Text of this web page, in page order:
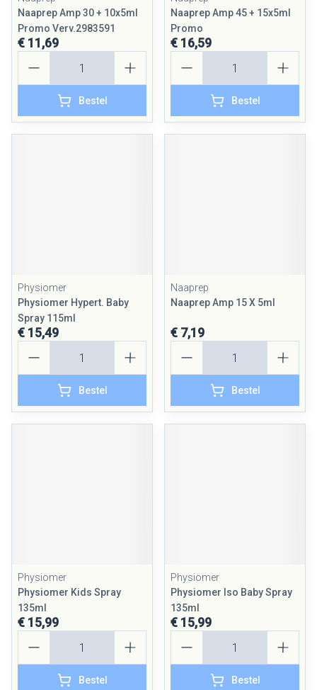
Naaprep Amp 30 + 10x5ml
Promo Verv.2983591
€ 11,69
Bestel
Naaprep Amp 45 + 15x5ml
Promo
€ 16,59
Bestel
Physiomer
Physiomer Hypert. Baby
Spray 115ml
€ 15,49
Bestel
Naaprep
Naaprep Amp 15 X 5ml
€ 7,19
Bestel
Physiomer
Physiomer Kids Spray
135ml
€ 15,99
Bestel
Physiomer
Physiomer Iso Baby Spray
135ml
€ 15,99
Bestel